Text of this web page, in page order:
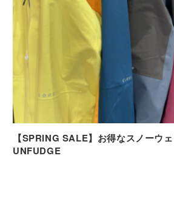
【SPRING SALE】お得なスノーウェ
UNFUDGE